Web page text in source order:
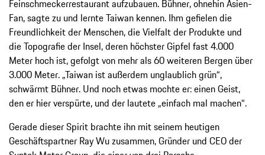
Feinschmeckerrestaurant aufzubauen. Bühner, ohnehin Asien-
Fan, sagte zu und lernte Taiwan kennen. Ihm gefielen die
Freundlichkeit der Menschen, die Vielfalt der Produkte und
die Topografie der Insel, deren höchster Gipfel fast 4.000
Meter hoch ist, gefolgt von mehr als 60 weiteren Bergen über
3.000 Meter. „Taiwan ist außerdem unglaublich grün“,
schwärmt Bühner. Und noch etwas mochte er: einen Geist,
den er hier verspürte, und der lautete „einfach mal machen“.
Gerade dieser Spirit brachte ihn mit seinem heutigen
Geschäftspartner Ray Wu zusammen, Gründer und CEO der